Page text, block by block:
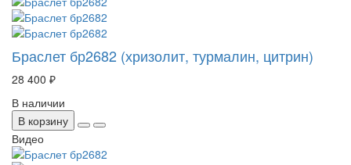
Браслет бр2682 (хризолит, турмалин, цитрин)
28 400 ₽
В наличии
В корзину
Видео